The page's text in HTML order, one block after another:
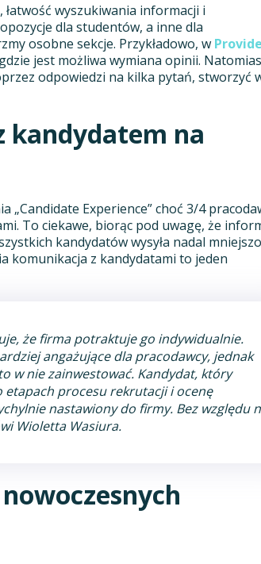
wyszukiwania informacji i
dla studentów, a inne dla
osobne sekcje. Przykładowo, w
jest możliwa wymiana opinii.
odpowiedzi na kilka pytań, stworzyć
kandydatem na
„Candidate Experience” choć 3/4
To ciekawe, biorąc pod uwagę, że
kandydatów wysyła nadal
komunikacja z kandydatami to jeden
że firma potraktuje go indywidualnie.
angażujące dla pracodawcy, jednak
w nie zainwestować. Kandydat, który
procesu rekrutacji i ocenę
nastawiony do firmy. Bez względu
Wioletta Wasiura.